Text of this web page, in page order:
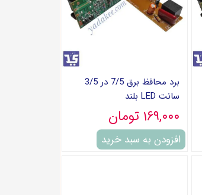
برد محافظ برق 7/5 در 3/5
سانت LED بلند
۱۶۹,۰۰۰ تومان
افزودن به سبد خرید